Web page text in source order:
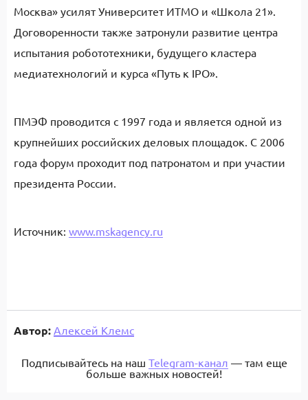
Москва» усилят Университет ИТМО и «Школа 21».
Договоренности также затронули развитие центра
испытания робототехники, будущего кластера
медиатехнологий и курса «Путь к IPO».
ПМЭФ проводится с 1997 года и является одной из
крупнейших российских деловых площадок. С 2006
года форум проходит под патронатом и при участии
президента России.
Источник: www.mskagency.ru
Автор: Алексей Клемс
Подписывайтесь на наш Telegram-канал — там еще
больше важных новостей!